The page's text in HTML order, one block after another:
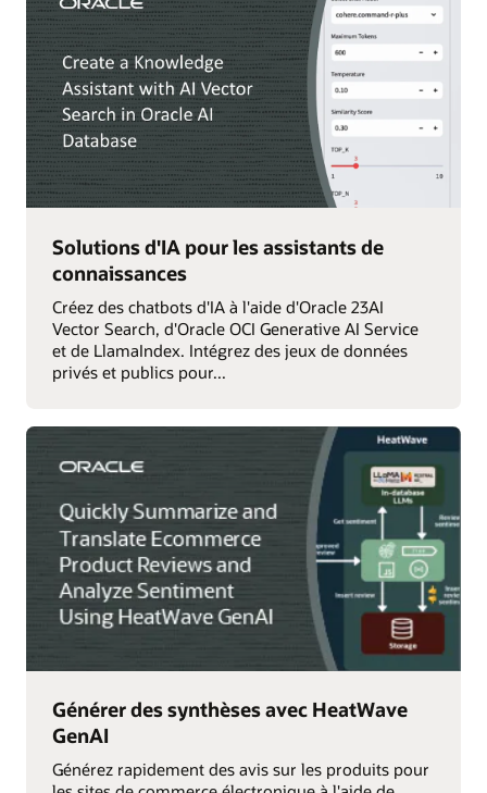
Solutions d'IA pour les assistants de
connaissances
Créez des chatbots d'IA à l'aide d'Oracle 23AI
Vector Search, d'Oracle OCI Generative AI Service
et de LlamaIndex. Intégrez des jeux de données
privés et publics pour...
Générer des synthèses avec HeatWave
GenAI
Générez rapidement des avis sur les produits pour